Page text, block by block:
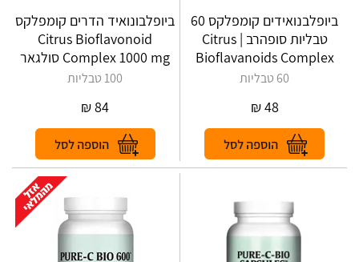
ביופלבנואידים קומפלקס 60
טבליות סופהרב | Citrus
Bioflavanoids Complex
60 טבליות
48
₪
ביופלבונואיד הדרים קומפלקס
Citrus Bioflavonoid
Complex 1000 mg סולגאר
100 טבליות
84
₪